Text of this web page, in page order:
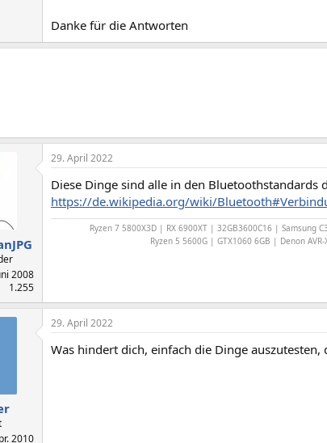
Danke für die Antworten
2008
1.255
29. April 2022
Diese Dinge sind alle in den
https://de.wikipedia.org/wiki/
Ryzen 7 5800X3D | RX 6900XT | 32GB3600C16 | Samsung
Ryzen 5 5600G | GTX1060 6GB | Denon
2010
29. April 2022
Was hindert dich, einfach die Dinge auszutesten,